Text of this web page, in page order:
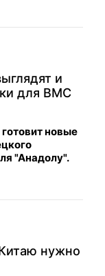
и
для ВМС
новые
"Анадолу".
нужно